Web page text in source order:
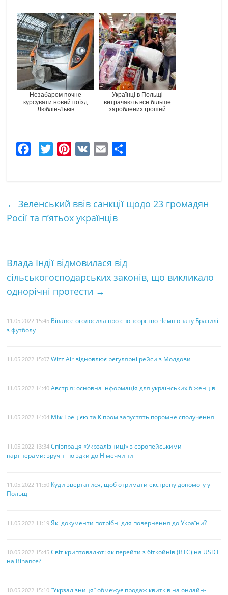
Незабаром почне
курсувати новий поїзд
Люблін-Львів
Українці в Польщі
витрачають все більше
зароблених грошей
b
o
t
e
e
r
t
l
к
← Зеленський ввів санкції щодо 23 громадян
Росії та п’ятьох українців
Влада Індії відмовилася від
сільськогосподарських законів, що викликало
однорічні протести →
11.05.2022 15:45 Binance оголосила про спонсорство Чемпіонату Бразилії
з футболу
11.05.2022 15:07 Wizz Air відновлює регулярні рейси з Молдови
11.05.2022 14:40 Австрія: основна інформація для українських біженців
11.05.2022 14:04 Між Грецією та Кіпром запустять поромне сполучення
11.05.2022 13:34 Співпраця «Укрзалізниці» з європейськими
партнерами: зручні поїздки до Німеччини
11.05.2022 11:50 Куди звертатися, щоб отримати екстрену допомогу у
Польщі
11.05.2022 11:19 Які документи потрібні для повернення до України?
10.05.2022 15:45 Світ криптовалют: як перейти з біткойнів (BTC) на USDT
на Binance?
10.05.2022 15:10 “Укрзалізниця” обмежує продаж квитків на онлайн-